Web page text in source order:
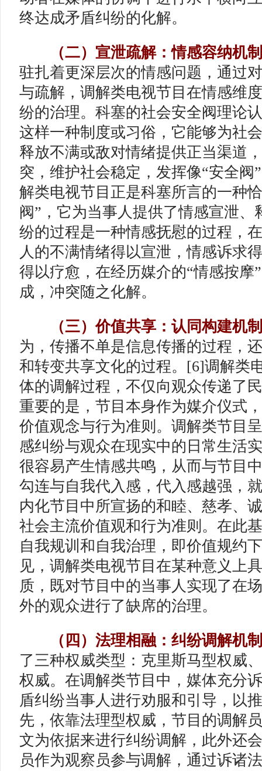
终达成矛盾纠纷的化解。
（二）宣泄疏解：情感容纳机
驻扎着更深层次的情感问题，通过
与疏解，调解类电视节目在情感维
纷的治理。科塞的社会安全阀理论
这样一种制度或习俗，它能够为社
释放不满或敌对情绪提供正当渠道
突，维护社会稳定，发挥像“安全阀
解类电视节目正是科塞所言的一种
阀”，它为当事人提供了情感宣泄、
纷的过程是一种情感抚慰的过程，
人的不满情绪得以宣泄，情感诉求
得以疗愈，在经历媒介的“情感按摩
成，冲突随之化解。
（三）价值共享：认同构建机
为，传播不单是信息传播的过程，
和转变共享文化的过程。[6]调解类
体的调解过程，不仅向观众传递了
重要的是，节目本身作为媒介仪式
价值观念与行为准则。调解类节目
感纠纷与观众在现实中的日常生活
很容易产生情感共鸣，从而与节目
勾连与自我代入感，代入感越强，
内化节目中所宣扬的和睦、慈孝、
社会主流价值观和行为准则。在此
自我规训和自我治理，即价值规约
见，调解类电视节目在某种意义上
质，既对节目中的当事人实现了在
外的观众进行了缺席的治理。
（四）法理相融：纠纷调解机
了三种权威类型：克里斯马型权威
权威。在调解类节目中，媒体充分
盾纠纷当事人进行劝服和引导，以
先，依靠法理型权威，节目的调解
文为依据来进行纠纷调解，此外还
员作为观察员参与调解，通过诉诸